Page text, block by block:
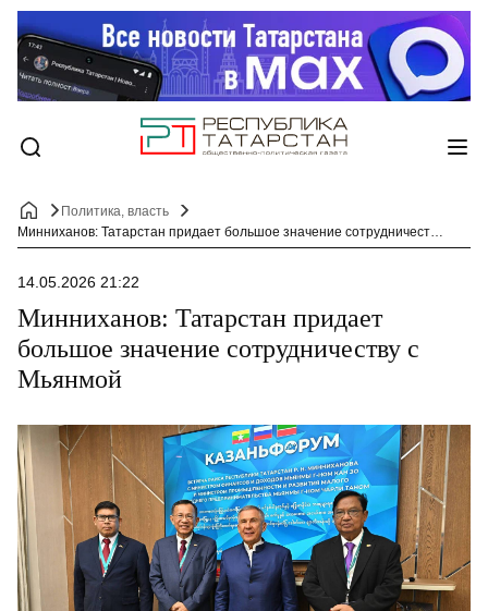
Политика, власть
Минниханов: Татарстан придает большое значение сотрудничеству с Мьянмой
14.05.2026 21:22
Минниханов: Татарстан придает
большое значение сотрудничеству с
Мьянмой